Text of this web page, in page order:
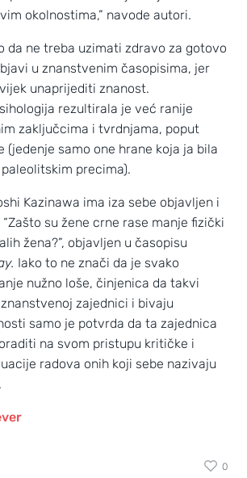
okolnostima,” navode autori.
da ne treba uzimati zdravo za gotovo
u znanstvenim časopisima, jer
unaprijediti znanost.
rezultirala je već ranije
zaključcima i tvrdnjama, poput
(jedenje samo one hrane koja ja bila
precima).
Kazinawa ima iza sebe objavljen i
su žene crne rase manje fizički
žena?”, objavljen u časopisu
Iako to ne znači da je svako
nužno loše, činjenica da takvi
zajednici i bivaju
samo je potvrda da ta zajednica
na svom pristupu kritičke i
radova onih koji sebe nazivaju
0